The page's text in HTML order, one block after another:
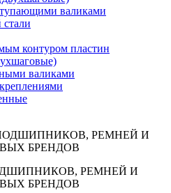
валиками
контуром пластин
валиками
РЕМНЕЙ И
БРЕНДОВ